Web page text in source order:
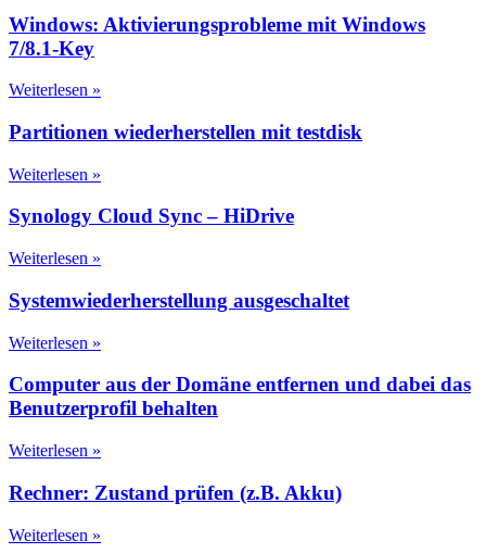
Windows: Aktivierungsprobleme mit Windows
7/8.1-Key
Weiterlesen »
Partitionen wiederherstellen mit testdisk
Weiterlesen »
Synology Cloud Sync – HiDrive
Weiterlesen »
Systemwiederherstellung ausgeschaltet
Weiterlesen »
Computer aus der Domäne entfernen und dabei das
Benutzerprofil behalten
Weiterlesen »
Rechner: Zustand prüfen (z.B. Akku)
Weiterlesen »